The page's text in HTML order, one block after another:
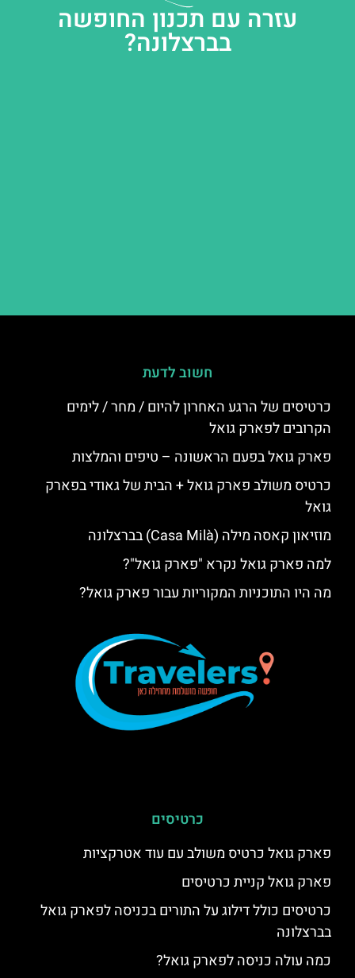
עזרה עם תכנון החופשה
בברצלונה?
חשוב לדעת
כרטיסים של הרגע האחרון להיום / מחר / לימים
הקרובים לפארק גואל
פארק גואל בפעם הראשונה – טיפים והמלצות
כרטיס משולב פארק גואל + הבית של גאודי בפארק
גואל
מוזיאון קאסה מילה (Casa Milà) בברצלונה
למה פארק גואל נקרא "פארק גואל"?
מה היו התוכניות המקוריות עבור פארק גואל?
כרטיסים
פארק גואל כרטיס משולב עם עוד אטרקציות
פארק גואל קניית כרטיסים
כרטיסים כולל דילוג על התורים בכניסה לפארק גואל
בברצלונה
כמה עולה כניסה לפארק גואל?